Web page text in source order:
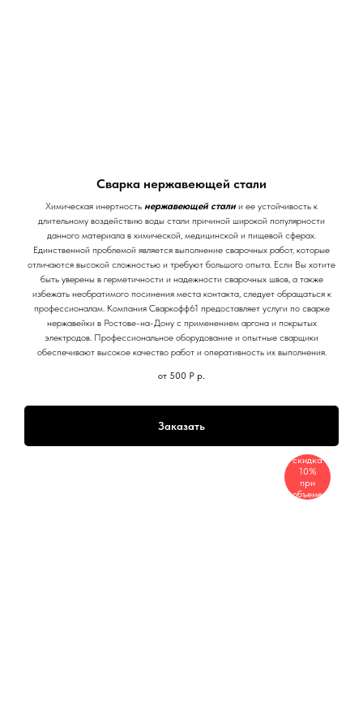
Сварка нержавеющей стали
Химическая инертность нержавеющей сталии ее устойчивость к
длительному воздействию воды стали причиной широкой популярности
данного материала в химической, медицинской и пищевой сферах.
Единственной проблемой является выполнение сварочных работ, которые
отличаются высокой сложностью и требуют большого опыта. Если Вы хотите
быть уверены в герметичности и надежности сварочных швов, а также
избежать необратимого посинения места контакта, следует обращаться к
профессионалам. Компания Сваркофф61 предоставляет услуги по сварке
нержавейки в Ростове-на-Дону с применением аргона и покрытых
электродов. Профессиональное оборудование и опытные сварщики
обеспечивают высокое качество работ и оперативность их выполнения.
от 500 Р р.
Заказать
скидка
10%
при
объеме